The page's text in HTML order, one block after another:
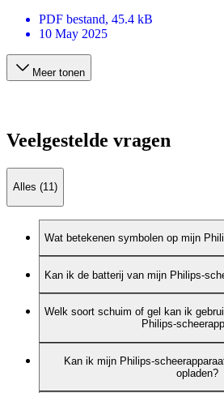
PDF bestand, 45.4 kB
10 May 2025
Meer tonen
Veelgestelde vragen
Alles (11)
Wat betekenen symbolen op mijn
Kan ik de batterij van mijn Philips-
Welk soort schuim of gel kan ik
Philips-
Kan ik mijn Philips-
opladen?